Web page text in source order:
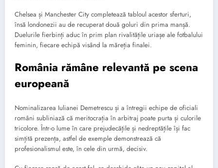
Chelsea și Manchester City completează tabloul acestor sferturi,
însă londonezii au de recuperat două goluri din prima manșă.
Duelurile fierbinți aduc în prim plan rivalitățile uriașe ale fotbalului
feminin, fiecare echipă visând la măreția finalei.
România rămâne relevantă pe scena
europeană
Nominalizarea Iulianei Demetrescu și a întregii echipe de oficiali
români subliniază că meritocrația în arbitraj poate purta și culorile
tricolore. Într-o lume în care prejudecățile și nedreptățile își fac
simțită prezența, astfel de exemple demonstrează că
profesionalismul este, în cele din urmă, decisiv.